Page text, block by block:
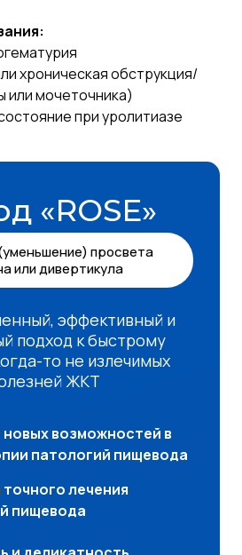
хроническая обструкция/
или мочеточника)
при уролитиазе
«ROSE»
просвета
или дивертикула
эффективный и
подход к быстрому
то не излечимых
ЖКТ
возможностей в
патологий пищевода
лечения
пищевода